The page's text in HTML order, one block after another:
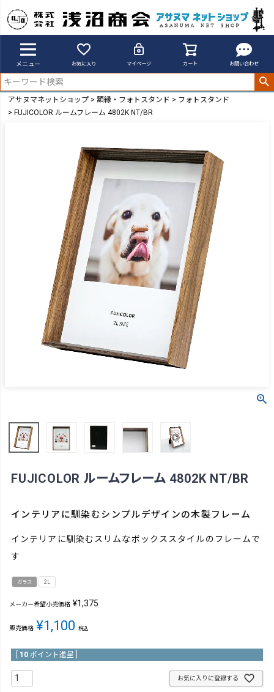
メニュー お気に入り マイページ カート お問い合わせ
アサヌマネットショップ 額縁・フォトスタンド
フォトスタンド
FUJICOLOR ルームフレーム 4802K NT/BR
FUJICOLOR ルームフレーム 4802K NT/BR
インテリアに馴染むシンプルデザインの木製フレーム
インテリアに馴染むスリムなボックススタイルのフレームで
す
ガラス 2L
メーカー希望小売価格 ¥1,375
販売価格 ¥1,100 税込
10 ポイント進呈 ]
お気に入りに登録する